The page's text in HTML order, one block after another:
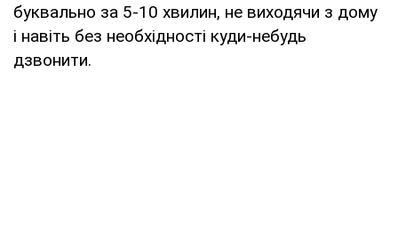
буквально за 5-10 хвилин, не виходячи з дому
і навіть без необхідності куди-небудь
дзвонити.